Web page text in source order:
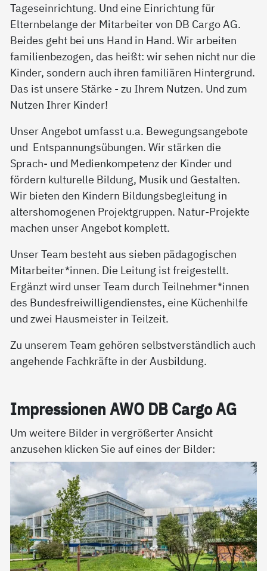
Tageseinrichtung. Und eine Einrichtung für
Elternbelange der Mitarbeiter von DB Cargo AG.
Beides geht bei uns Hand in Hand. Wir arbeiten
familienbezogen, das heißt: wir sehen nicht nur die
Kinder, sondern auch ihren familiären Hintergrund.
Das ist unsere Stärke - zu Ihrem Nutzen. Und zum
Nutzen Ihrer Kinder!
Unser Angebot umfasst u.a. Bewegungsangebote
und Entspannungsübungen. Wir stärken die
Sprach- und Medienkompetenz der Kinder und
fördern kulturelle Bildung, Musik und Gestalten.
Wir bieten den Kindern Bildungsbegleitung in
altershomogenen Projektgruppen. Natur-Projekte
machen unser Angebot komplett.
Unser Team besteht aus sieben pädagogischen
Mitarbeiter*innen. Die Leitung ist freigestellt.
Ergänzt wird unser Team durch Teilnehmer*innen
des Bundesfreiwilligendienstes, eine Küchenhilfe
und zwei Hausmeister in Teilzeit.
Zu unserem Team gehören selbstverständlich auch
angehende Fachkräfte in der Ausbildung.
Im­pres­sio­nen AWO DB Car­go AG
Um weitere Bilder in vergrößerter Ansicht
anzusehen klicken Sie auf eines der Bilder: